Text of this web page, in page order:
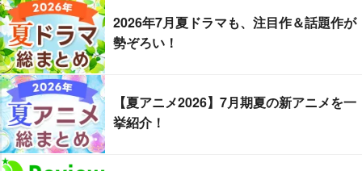
2026年7月夏ドラマも、注目作＆話題作が
勢ぞろい！
【夏アニメ2026】7月期夏の新アニメを一
挙紹介！